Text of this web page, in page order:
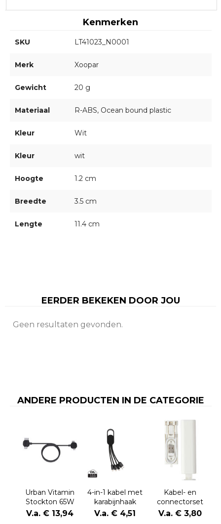
Kenmerken
SKU LT41023_N0001
Merk Xoopar
Gewicht 20 g
Materiaal R-ABS, Ocean bound plastic
Kleur Wit
Kleur wit
Hoogte 1.2 cm
Breedte 3.5 cm
Lengte 11.4 cm
EERDER BEKEKEN DOOR JOU
Geen resultaten gevonden.
ANDERE PRODUCTEN IN DE CATEGORIE
Urban Vitamin
Stockton 65W
gerecycled
TPE/PET magn.
V.a. € 13,94
4-in-1 kabel met
karabijnhaak
V.a. € 4,51
Kabel- en
connectorset
Uwe | Kunststof
| USB-C | 480
V.a. € 3,80